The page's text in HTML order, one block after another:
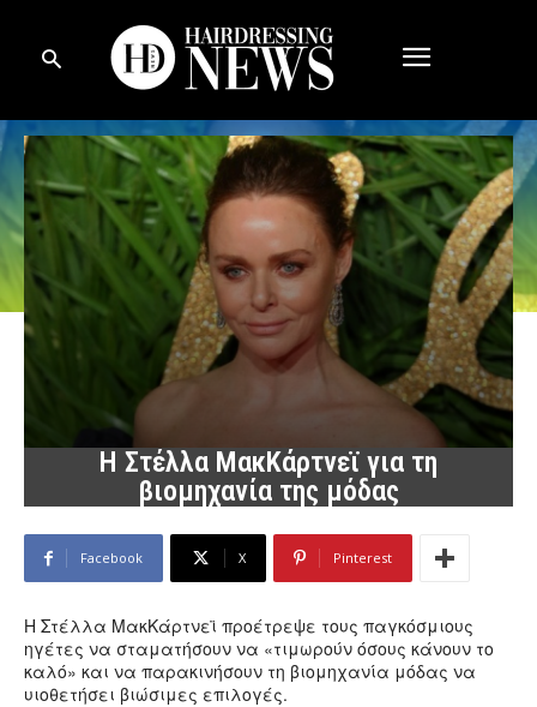
Η Στέλλα ΜακΚάρτνεϊ για τη
βιομηχανία της μόδας
Facebook X Pinterest
Η Στέλλα ΜακΚάρτνεϊ προέτρεψε τους παγκόσμιους
ηγέτες να σταματήσουν να «τιμωρούν όσους κάνουν το
καλό» και να παρακινήσουν τη βιομηχανία μόδας να
υιοθετήσει βιώσιμες επιλογές.